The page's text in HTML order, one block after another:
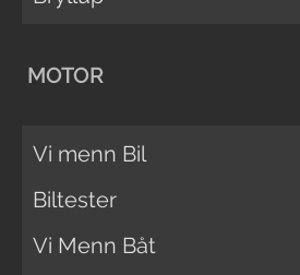
MOTOR
Vi menn Bil
Biltester
Vi Menn Båt